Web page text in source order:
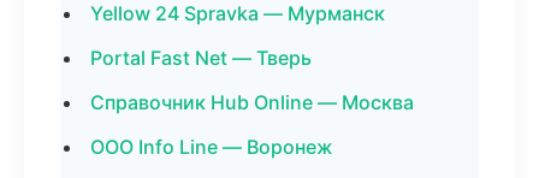
Yellow 24 Spravka — Мурманск
Portal Fast Net — Тверь
Справочник Hub Online — Москва
ООО Info Line — Воронеж